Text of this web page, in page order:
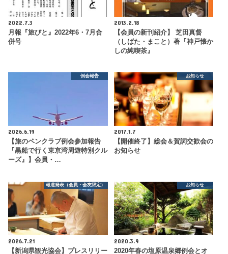
2022.7.3
月報『旅びと』2022年6・7月合
併号
2013.2.18
【会員の新刊紹介】 芝田真督
（しばた・まこと）著『神戸懐か
しの純喫茶』
例会報告
2026.6.19
【旅のペンクラブ例会参加報告
『黒船で行く東京湾周遊特別クル
ーズ』】会員・…
お知らせ
2017.1.7
【開催終了】総会＆賀詞交歓会の
お知らせ
報道発表（会員・会友限定）
2026.7.21
【新潟県観光協会】プレスリリー
お知らせ
2020.3.9
2020年春の塩原温泉郷例会とオ